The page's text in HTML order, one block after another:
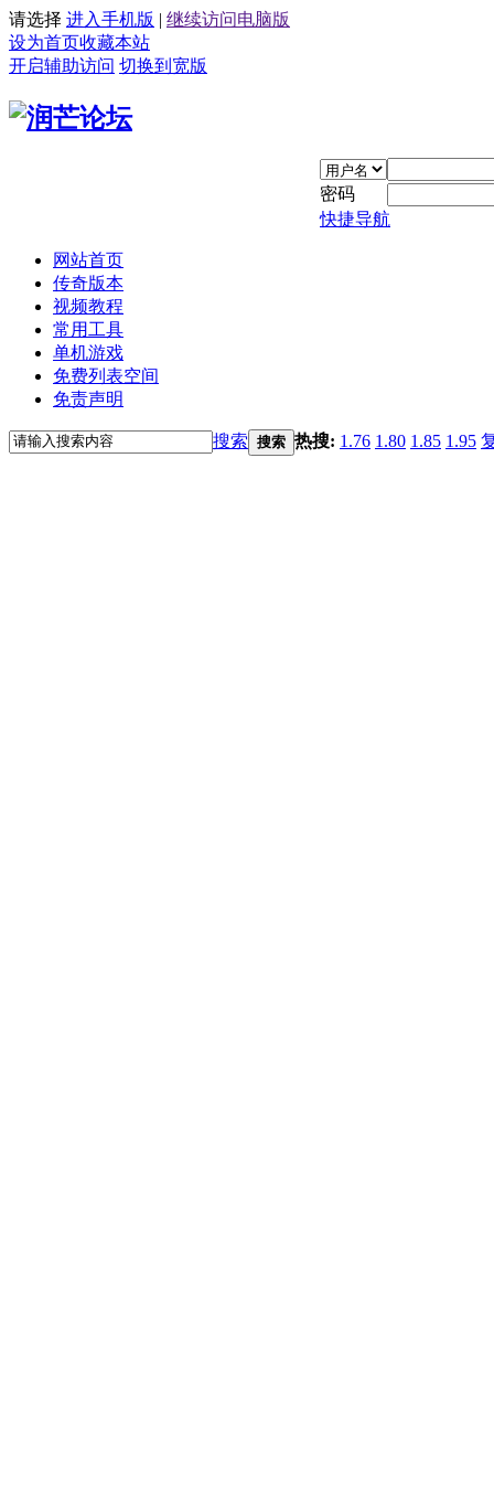
请选择 进入手机版 | 继续访问电脑版
设为首页收藏本站
开启辅助访问 切换到宽版
密码
快捷导航
网站首页
传奇版本
视频教程
常用工具
单机游戏
免费列表空间
免责声明
搜索 搜索 热搜: 1.76 1.80 1.85 1.95